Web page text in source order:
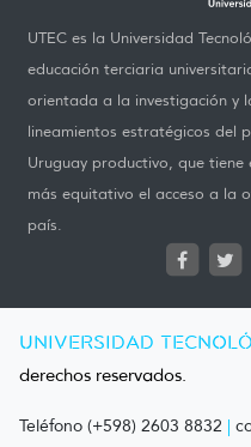
UTEC es la Universidad
educación terciaria
orientada a la investigación y
lineamientos estratégicos del
Uruguay productivo, que
más equitativo el acceso a la
país.
UNIVERSIDAD
derechos reservados.
Teléfono (+598) 2603 8832 |